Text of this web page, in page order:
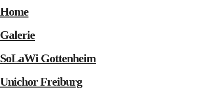
Home
Galerie
SoLaWi Gottenheim
Unichor Freiburg